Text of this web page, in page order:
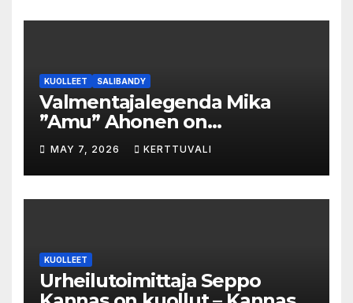
KUOLLEET SALIBANDY
Valmentajalegenda Mika
”Amu” Ahonen on
menehtynyt
MAY 7, 2026 KERTTUVALI
KUOLLEET
Urheilutoimittaja Seppo